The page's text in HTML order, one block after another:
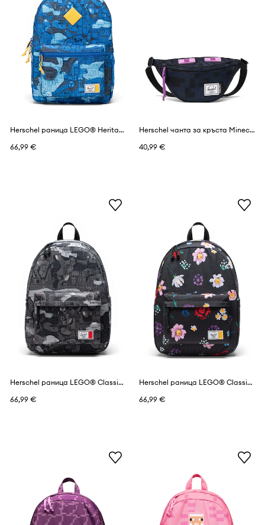
Herschel раница LEGO® Heritage™
66,99 €
Herschel чанта за кръста Minecraft Heritage™
40,99 €
Herschel раница LEGO® Classic™
66,99 €
Herschel раница LEGO® Classic™
66,99 €